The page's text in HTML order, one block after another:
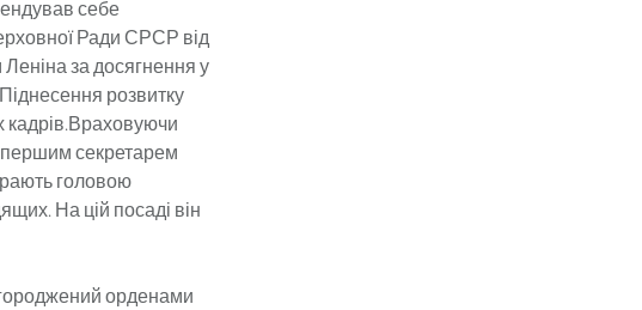
себе
Ради СРСР від
за досягнення у
розвитку
кадрів.Враховуючи
першим секретарем
головою
На цій посаді він
орденами